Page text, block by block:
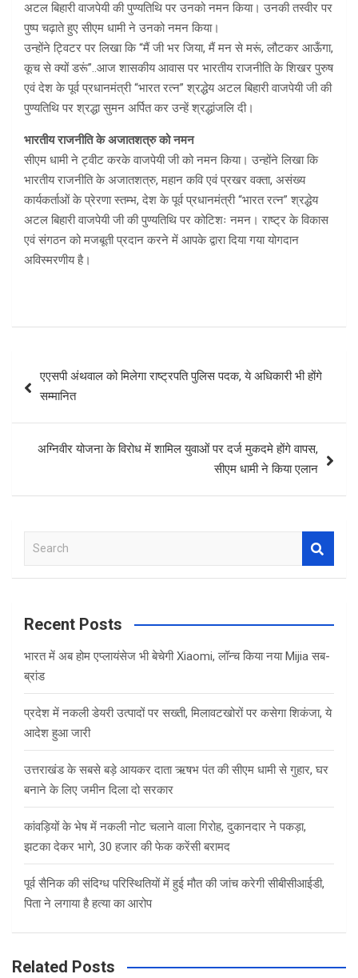
अटल बिहारी वाजपेयी की पुण्यतिथि पर उनको नमन किया। उनकी तस्वीर पर
पुष्प चढ़ाते हुए सीएम धामी ने उनको नमन किया।
उन्होंने ट्विटर पर लिखा कि “मैं जी भर जिया, मैं मन से मरूं, लौटकर आऊँगा,
कूच से क्यों डरूं”..आज शासकीय आवास पर भारतीय राजनीति के शिखर पुरुष
एवं देश के पूर्व प्रधानमंत्री “भारत रत्न” श्रद्धेय अटल बिहारी वाजपेयी जी की
पुण्यतिथि पर श्रद्धा सुमन अर्पित कर उन्हें श्रद्धांजलि दी।
भारतीय राजनीति के अजातशत्रु को नमन
सीएम धामी ने ट्वीट करके वाजपेयी जी को नमन किया। उन्होंने लिखा कि
भारतीय राजनीति के अजातशत्रु, महान कवि एवं प्रखर वक्ता, असंख्य
कार्यकर्ताओं के प्रेरणा स्तम्भ, देश के पूर्व प्रधानमंत्री “भारत रत्न” श्रद्धेय
अटल बिहारी वाजपेयी जी की पुण्यतिथि पर कोटिशः नमन। राष्ट्र के विकास
एवं संगठन को मजबूती प्रदान करने में आपके द्वारा दिया गया योगदान
अविस्मरणीय है।
navigation
एएसपी अंथवाल को मिलेगा राष्ट्रपति पुलिस पदक, ये अधिकारी भी होंगे
सम्मानित
अग्निवीर योजना के विरोध में शामिल युवाओं पर दर्ज मुकदमे होंगे वापस,
सीएम धामी ने किया एलान
a
c
Recent Posts
भारत में अब होम एप्लायंसेज भी बेचेगी Xiaomi, लॉन्च किया नया Mijia सब-
ब्रांड
प्रदेश में नकली डेयरी उत्पादों पर सख्ती, मिलावटखोरों पर कसेगा शिकंजा, ये
आदेश हुआ जारी
उत्तराखंड के सबसे बड़े आयकर दाता ऋषभ पंत की सीएम धामी से गुहार, घर
बनाने के लिए जमीन दिला दो सरकार
कांवड़ियों के भेष में नकली नोट चलाने वाला गिरोह, दुकानदार ने पकड़ा,
झटका देकर भागे, 30 हजार की फेक करेंसी बरामद
पूर्व सैनिक की संदिग्ध परिस्थितियों में हुई मौत की जांच करेगी सीबीसीआईडी,
पिता ने लगाया है हत्या का आरोप
Related Posts